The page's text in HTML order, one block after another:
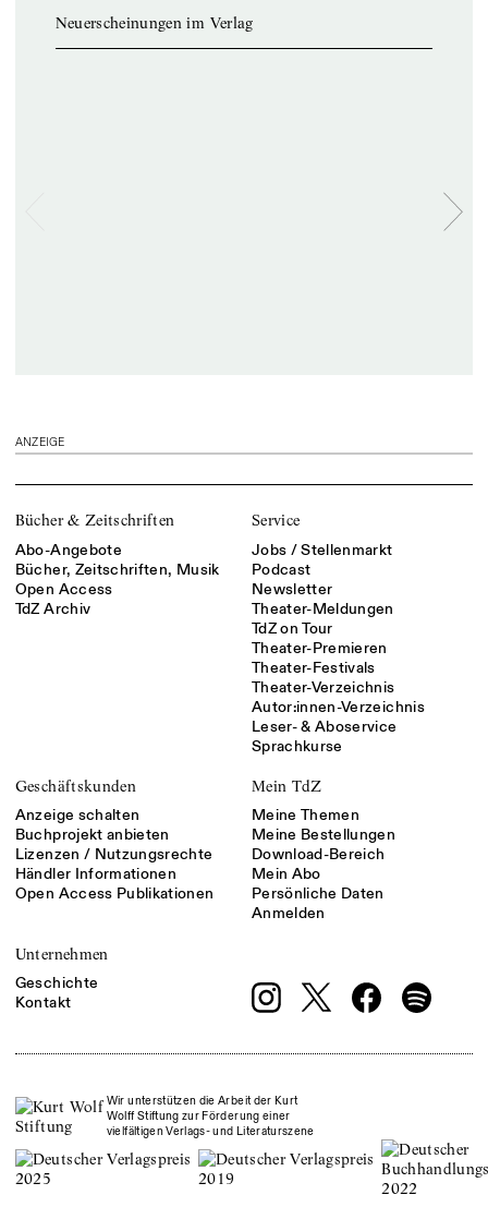
Neuerscheinungen im Verlag
ANZEIGE
Bücher & Zeitschriften
Abo-Angebote
Bücher, Zeitschriften, Musik
Open Access
TdZ Archiv
Service
Jobs / Stellenmarkt
Podcast
Newsletter
Theater-Meldungen
TdZ on Tour
Theater-Premieren
Theater-Festivals
Theater-Verzeichnis
Autor:innen-Verzeichnis
Leser- & Aboservice
Sprachkurse
Geschäftskunden
Anzeige schalten
Buchprojekt anbieten
Lizenzen / Nutzungsrechte
Händler Informationen
Open Access Publikationen
Mein TdZ
Meine Themen
Meine Bestellungen
Download-Bereich
Mein Abo
Persönliche Daten
Anmelden
Unternehmen
Geschichte
Kontakt
Wir unterstützen die Arbeit der Kurt
Wolff Stiftung zur Förderung einer
vielfältigen Verlags- und Literaturszene